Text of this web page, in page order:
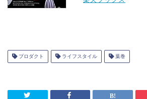
プロダクト ライフスタイル 葉巻